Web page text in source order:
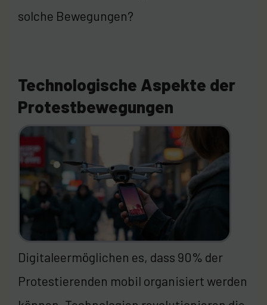
solche Bewegungen?
Technologische Aspekte der
Protestbewegungen
Digitaleermöglichen es, dass 90% der
Protestierenden mobil organisiert werden